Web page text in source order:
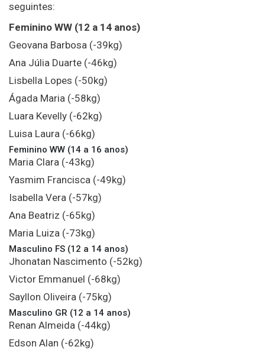
seguintes:
Feminino WW (12 a 14 anos)
Geovana Barbosa (-39kg)
Ana Júlia Duarte (-46kg)
Lisbella Lopes (-50kg)
Ágada Maria (-58kg)
Luara Kevelly (-62kg)
Luisa Laura (-66kg)
Feminino WW (14 a 16 anos)
Maria Clara (-43kg)
Yasmim Francisca (-49kg)
Isabella Vera (-57kg)
Ana Beatriz (-65kg)
Maria Luiza (-73kg)
Masculino FS (12 a 14 anos)
Jhonatan Nascimento (-52kg)
Victor Emmanuel (-68kg)
Sayllon Oliveira (-75kg)
Masculino GR (12 a 14 anos)
Renan Almeida (-44kg)
Edson Alan (-62kg)